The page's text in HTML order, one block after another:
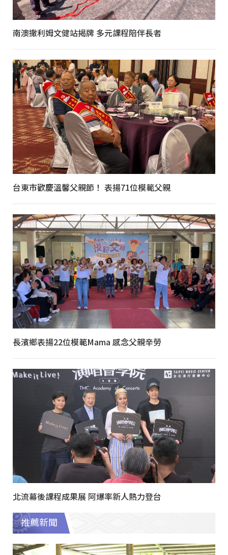
南澳撒利姆文健站揭牌 多元課程陪伴長者
台東市歡慶溫馨父親節！ 表揚71位模範父親
長濱鄉表揚22位模範Mama 感念父親辛勞
北流幕後課程成果展 阿爆率新人熱力登台
推薦新聞